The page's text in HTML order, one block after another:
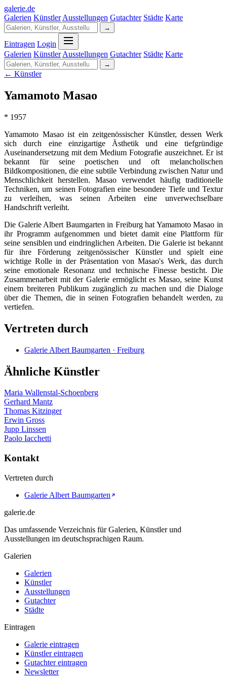
galerie.de
Galerien Künstler Ausstellungen Gutachter Städte Karte
→
Eintragen Login
Galerien Künstler Ausstellungen Gutachter Städte Karte
→
← Künstler
Yamamoto Masao
* 1957
Yamamoto Masao ist ein zeitgenössischer Künstler, dessen Werk
sich durch eine einzigartige Ästhetik und eine tiefgründige
Auseinandersetzung mit dem Medium Fotografie auszeichnet. Er ist
bekannt für seine poetischen und oft melancholischen
Bildkompositionen, die eine subtile Verbindung zwischen Natur und
Menschlichkeit herstellen. Masao verwendet häufig traditionelle
Techniken, um seinen Fotografien eine besondere Tiefe und Textur
zu verleihen, was seinen Arbeiten eine unverwechselbare
Handschrift verleiht.
Die Galerie Albert Baumgarten in Freiburg hat Yamamoto Masao in
ihr Programm aufgenommen und bietet damit eine Plattform für
seine sensiblen und eindringlichen Arbeiten. Die Galerie ist bekannt
für ihre Förderung zeitgenössischer Künstler und spielt eine
wichtige Rolle in der Präsentation von Masao's Werk, das durch
seine emotionale Resonanz und technische Finesse besticht. Die
Zusammenarbeit mit der Galerie ermöglicht es Masao, seine Kunst
einem breiteren Publikum zugänglich zu machen und die Dialoge
über die Themen, die in seinen Fotografien behandelt werden, zu
vertiefen.
Vertreten durch
Galerie Albert Baumgarten · Freiburg
Ähnliche Künstler
Maria Wallenstal-Schoenberg
Gerhard Mantz
Thomas Kitzinger
Erwin Gross
Jupp Linssen
Paolo Iacchetti
Kontakt
Vertreten durch
Galerie Albert Baumgarten
galerie.de
Das umfassende Verzeichnis für Galerien, Künstler und
Ausstellungen im deutschsprachigen Raum.
Galerien
Galerien
Künstler
Ausstellungen
Gutachter
Städte
Eintragen
Galerie eintragen
Künstler eintragen
Gutachter eintragen
Newsletter